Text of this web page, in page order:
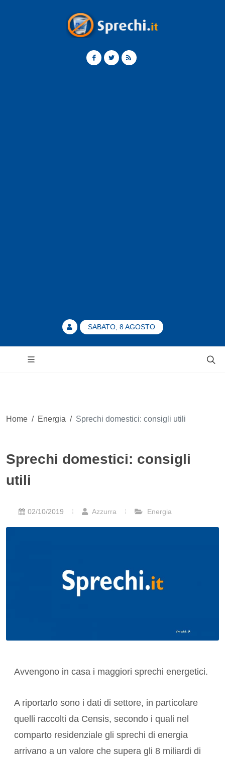
SABATO, 8 AGOSTO
Home / Energia / Sprechi domestici: consigli utili
Sprechi domestici: consigli
utili
02/10/2019 Azzurra Energia
Avvengono in casa i maggiori sprechi energetici.
A riportarlo sono i dati di settore, in particolare
quelli raccolti da Censis, secondo i quali nel
comparto residenziale gli sprechi di energia
arrivano a un valore che supera gli 8 miliardi di